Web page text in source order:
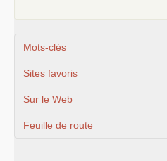
Mots-clés
Sites favoris
Sur le Web
Feuille de route